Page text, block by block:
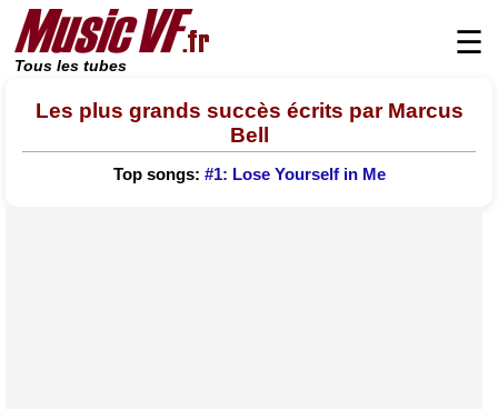
Tous les tubes
☰
Les plus grands succès écrits par Marcus
Bell
Top songs: #1: Lose Yourself in Me